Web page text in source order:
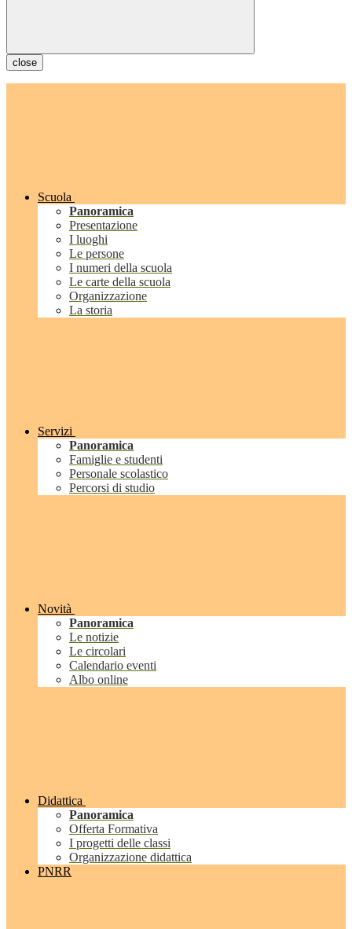
close
Scuola
Panoramica
Presentazione
I luoghi
Le persone
I numeri della scuola
Le carte della scuola
Organizzazione
La storia
Servizi
Panoramica
Famiglie e studenti
Personale scolastico
Percorsi di studio
Novità
Panoramica
Le notizie
Le circolari
Calendario eventi
Albo online
Didattica
Panoramica
Offerta Formativa
I progetti delle classi
Organizzazione didattica
PNRR